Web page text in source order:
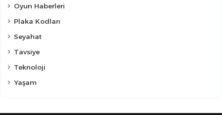
Oyun Haberleri
Plaka Kodları
Seyahat
Tavsiye
Teknoloji
Yaşam